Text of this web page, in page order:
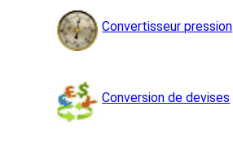
Convertisseur pression
Conversion de devises